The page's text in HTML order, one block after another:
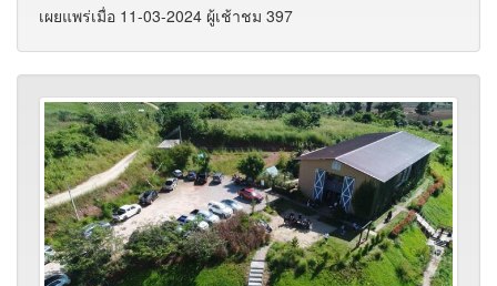
เผยแพร่เมื่อ 11-03-2024 ผู้เช้าชม 397